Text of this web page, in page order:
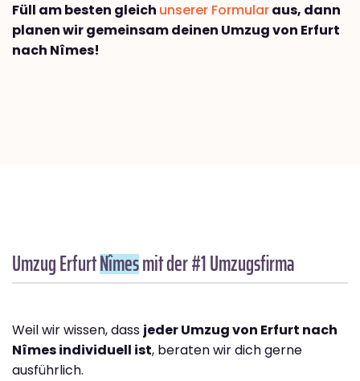
Füll am besten gleich unserer Formularaus, dann
planen wir gemeinsam deinen Umzug von Erfurt
nach Nîmes!
Umzug ErfurtNîmesmit der #1 Umzugsfirma
Weil wir wissen, dass jeder Umzug von Erfurt nach
Nîmes individuell ist, beraten wir dich gerne
ausführlich.